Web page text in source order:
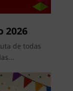
2026
de todas